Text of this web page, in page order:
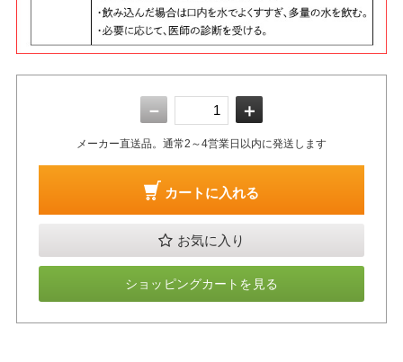
－ ＋
メーカー直送品。通常2～4営業日以内に発送します
カートに入れる
お気に入り
ショッピングカートを見る